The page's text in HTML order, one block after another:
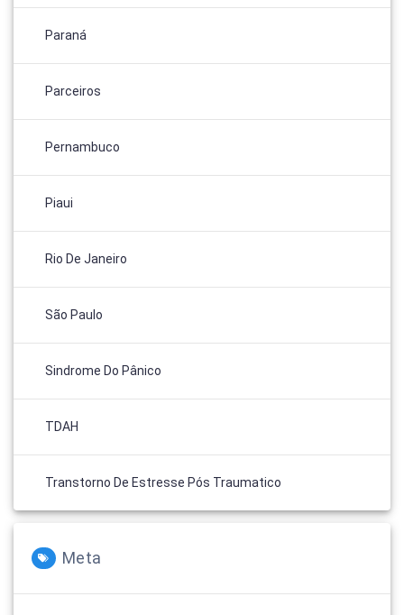
Paraná
Parceiros
Pernambuco
Piaui
Rio De Janeiro
São Paulo
Sindrome Do Pânico
TDAH
Transtorno De Estresse Pós Traumatico
Meta